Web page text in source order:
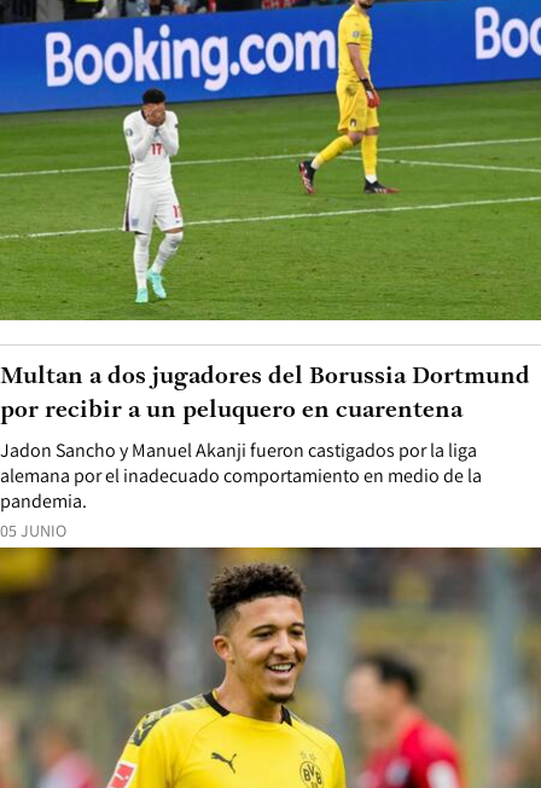
05 JUNIO
Jadon Sancho y Manuel Akanji fueron castigados por la liga
alemana por el inadecuado comportamiento en medio de la
pandemia.
Multan a dos jugadores del Borussia Dortmund
por recibir a un peluquero en cuarentena